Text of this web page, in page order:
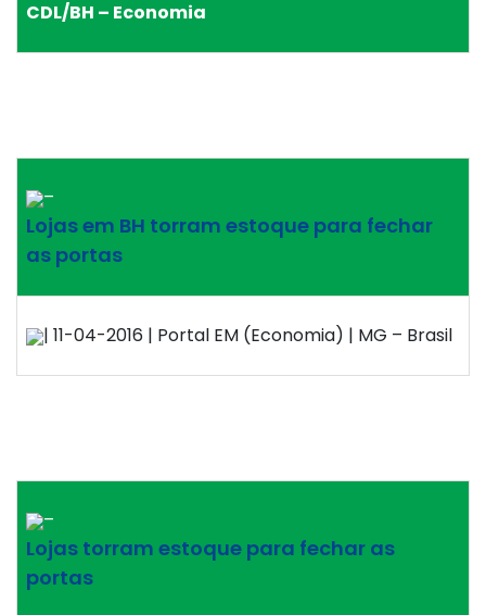
CDL/BH – Economia
–
Lojas em BH torram estoque para fechar
as portas
| 11-04-2016 | Portal EM (Economia) | MG – Brasil
–
Lojas torram estoque para fechar as
portas